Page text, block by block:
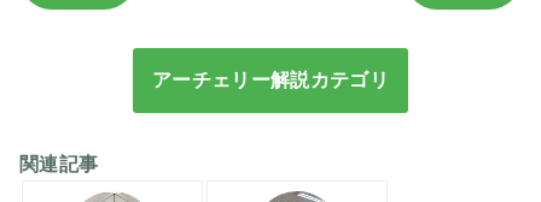
アーチェリー解説カテゴリ
関連記事